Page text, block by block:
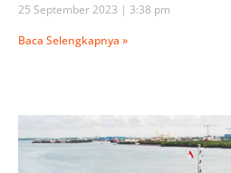
25 September 2023
3:38 pm
Baca Selengkapnya »